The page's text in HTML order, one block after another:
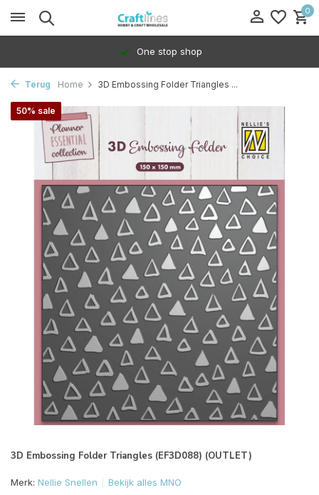
0
One stop shop
Terug Home 3D Embossing Folder Triangles ...
3D Embossing Folder Triangles (EF3D088) (OUTLET)
50% sale
Merk: Nellie Snellen Bekijk alles MNO